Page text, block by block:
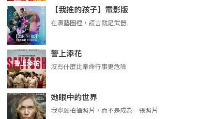
【我推的孩子】電影版
在演藝圈裡，謊言就是武器
警上添花
沒有什麼比奉命行事更危險
她眼中的世界
我寧願拍攝照片，而不是成為一張照片